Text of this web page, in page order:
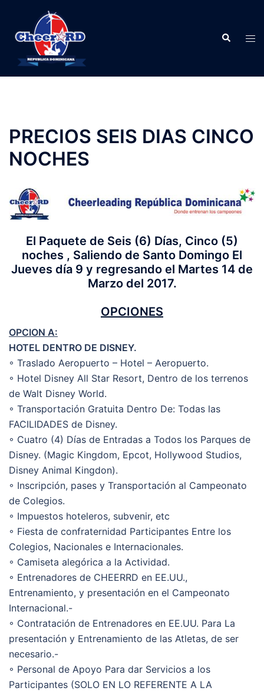
content
Search
PRECIOS SEIS DIAS CINCO
NOCHES
El Paquete de Seis (6) Días, Cinco (5)
noches , Saliendo de Santo Domingo El
Jueves día 9 y regresando el Martes 14 de
Marzo del 2017.
OPCIONES
OPCION A:
HOTEL DENTRO DE DISNEY.
◦ Traslado Aeropuerto – Hotel – Aeropuerto.
◦ Hotel Disney All Star Resort, Dentro de los terrenos
de Walt Disney World.
◦ Transportación Gratuita Dentro De: Todas las
FACILIDADES de Disney.
◦ Cuatro (4) Días de Entradas a Todos los Parques de
Disney. (Magic Kingdom, Epcot, Hollywood Studios,
Disney Animal Kingdon).
◦ Inscripción, pases y Transportación al Campeonato
de Colegios.
◦ Impuestos hoteleros, subvenir, etc
◦ Fiesta de confraternidad Participantes Entre los
Colegios, Nacionales e Internacionales.
◦ Camiseta alegórica a la Actividad.
◦ Entrenadores de CHEERRD en EE.UU.,
Entrenamiento, y presentación en el Campeonato
Internacional.-
◦ Contratación de Entrenadores en EE.UU. Para La
presentación y Entrenamiento de las Atletas, de ser
necesario.-
◦ Personal de Apoyo Para dar Servicios a los
Participantes (SOLO EN LO REFERENTE A LA